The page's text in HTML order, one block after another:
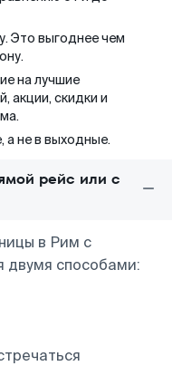
Это выгоднее чем
на лучшие
акции, скидки и
а не в выходные.
рейс или с
в Рим с
двумя способами: